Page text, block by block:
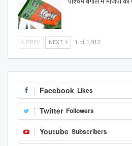
PREV NEXT 1 of 1,912
Facebook Likes
Twitter Followers
Youtube Subscribers